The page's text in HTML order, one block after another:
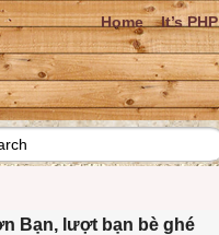
Home It’s PHP
Bạn, lượt bạn bè ghé